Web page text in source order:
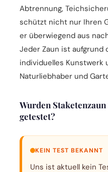
Abtrennung,
schützt nicht nur Ihren
er überwiegend aus
Jeder Zaun ist aufgrund
individuelles Kunstwerk
Naturliebhaber und
Wurden
getestet?
KEIN TEST BEKANNT
Uns ist aktuell kein